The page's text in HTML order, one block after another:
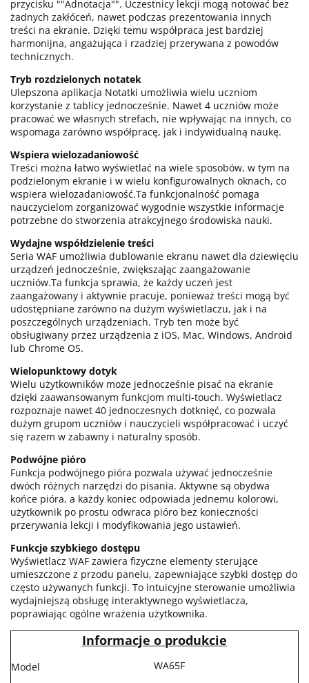
przycisku ""Adnotacja"". Uczestnicy lekcji mogą notować bez
żadnych zakłóceń, nawet podczas prezentowania innych
treści na ekranie. Dzięki temu współpraca jest bardziej
harmonijna, angażująca i rzadziej przerywana z powodów
technicznych.
Tryb rozdzielonych notatek
Ulepszona aplikacja Notatki umożliwia wielu uczniom
korzystanie z tablicy jednocześnie. Nawet 4 uczniów może
pracować we własnych strefach, nie wpływając na innych, co
wspomaga zarówno współpracę, jak i indywidualną naukę.
Wspiera wielozadaniowość
Treści można łatwo wyświetlać na wiele sposobów, w tym na
podzielonym ekranie i w wielu konfigurowalnych oknach, co
wspiera wielozadaniowość.Ta funkcjonalność pomaga
nauczycielom zorganizować wygodnie wszystkie informacje
potrzebne do stworzenia atrakcyjnego środowiska nauki.
Wydajne współdzielenie treści
Seria WAF umożliwia dublowanie ekranu nawet dla dziewięciu
urządzeń jednocześnie, zwiększając zaangażowanie
uczniów.Ta funkcja sprawia, że każdy uczeń jest
zaangażowany i aktywnie pracuje, ponieważ treści mogą być
udostępniane zarówno na dużym wyświetlaczu, jak i na
poszczególnych urządzeniach. Tryb ten może być
obsługiwany przez urządzenia z iOS, Mac, Windows, Android
lub Chrome OS.
Wielopunktowy dotyk
Wielu użytkowników może jednocześnie pisać na ekranie
dzięki zaawansowanym funkcjom multi-touch. Wyświetlacz
rozpoznaje nawet 40 jednoczesnych dotknięć, co pozwala
dużym grupom uczniów i nauczycieli współpracować i uczyć
się razem w zabawny i naturalny sposób.
Podwójne pióro
Funkcja podwójnego pióra pozwala używać jednocześnie
dwóch różnych narzędzi do pisania. Aktywne są obydwa
końce pióra, a każdy koniec odpowiada jednemu kolorowi,
użytkownik po prostu odwraca pióro bez konieczności
przerywania lekcji i modyfikowania jego ustawień.
Funkcje szybkiego dostępu
Wyświetlacz WAF zawiera fizyczne elementy sterujące
umieszczone z przodu panelu, zapewniające szybki dostęp do
często używanych funkcji. To intuicyjne sterowanie umożliwia
wydajniejszą obsługę interaktywnego wyświetlacza,
poprawiając ogólne wrażenia użytkownika.
Informacje o produkcie
Model
WA65F